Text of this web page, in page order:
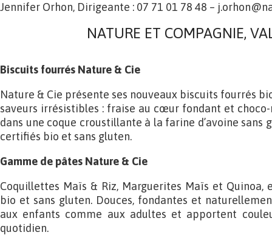
Jennifer Orhon, Dirigeante : 07 71 01 78 48 –
NATURE ET COMPAGNIE,
Biscuits fourrés Nature & Cie
Nature & Cie présente ses nouveaux biscuits fourrés
saveurs irrésistibles : fraise au cœur fondant et
dans une coque croustillante à la farine d’avoine sans
certifiés bio et sans gluten.
Gamme de pâtes Nature & Cie
Coquillettes Maïs & Riz, Marguerites Maïs et Quinoa,
bio et sans gluten. Douces, fondantes et
aux enfants comme aux adultes et apportent
quotidien.